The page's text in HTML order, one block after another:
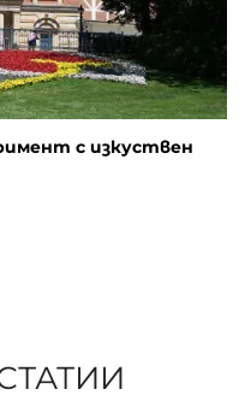
с изкуствен